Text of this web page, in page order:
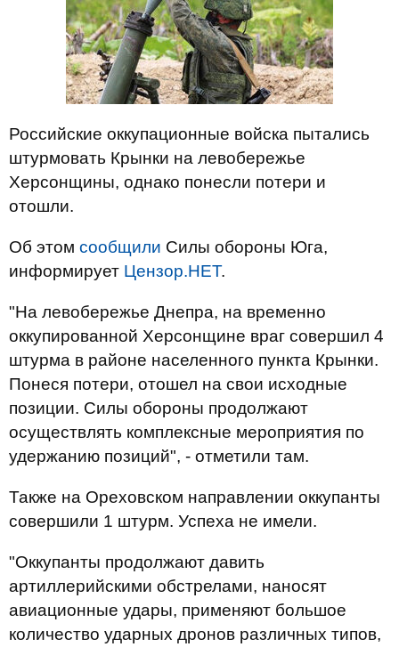
Российские оккупационные войска пытались
штурмовать Крынки на левобережье
Херсонщины, однако понесли потери и
отошли.
Об этом сообщили Силы обороны Юга,
информирует Цензор.НЕТ.
"На левобережье Днепра, на временно
оккупированной Херсонщине враг совершил 4
штурма в районе населенного пункта Крынки.
Понеся потери, отошел на свои исходные
позиции. Силы обороны продолжают
осуществлять комплексные мероприятия по
удержанию позиций", - отметили там.
Также на Ореховском направлении оккупанты
совершили 1 штурм. Успеха не имели.
"Оккупанты продолжают давить
артиллерийскими обстрелами, наносят
авиационные удары, применяют большое
количество ударных дронов различных типов,